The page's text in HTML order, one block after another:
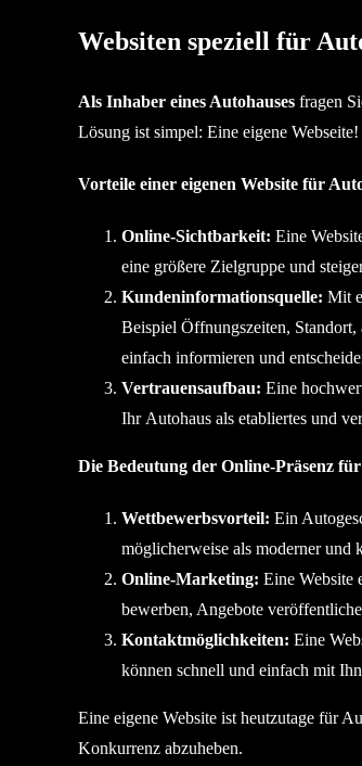
Websiten speziell für
Als Inhaber eines Autohausesfragen
Lösung ist simpel: Eine eigene Webseite!
Vorteile einer eigenen Website für
Online-Sichtbarkeit: Eine
eine größere Zielgruppe und
Kundeninformationsquelle: Mit
Beispiel Öffnungszeiten,
einfach informieren und
Vertrauensaufbau: Eine
Ihr Autohaus als etabliertes und
Die Bedeutung der Online-Präsenz
Wettbewerbsvorteil: Ein
möglicherweise als moderner und
Online-Marketing: Eine Website
bewerben, Angebote
Kontaktmöglichkeiten: Eine
können schnell und einfach mit
Eine eigene Website ist heutzutage für
Konkurrenz abzuheben.